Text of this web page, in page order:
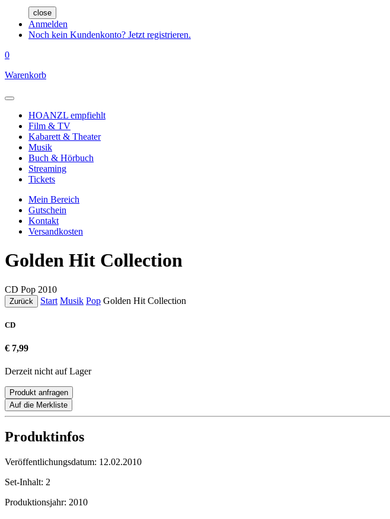
close
Anmelden
Noch kein Kundenkonto? Jetzt registrieren.
0
Warenkorb
HOANZL empfiehlt
Film & TV
Kabarett & Theater
Musik
Buch & Hörbuch
Streaming
Tickets
Mein Bereich
Gutschein
Kontakt
Versandkosten
Golden Hit Collection
CD Pop 2010
Zurück Start Musik Pop Golden Hit Collection
CD
€ 7,99
Derzeit nicht auf Lager
Produkt anfragen
Auf die Merkliste
Produktinfos
Veröffentlichungsdatum: 12.02.2010
Set-Inhalt: 2
Produktionsjahr: 2010